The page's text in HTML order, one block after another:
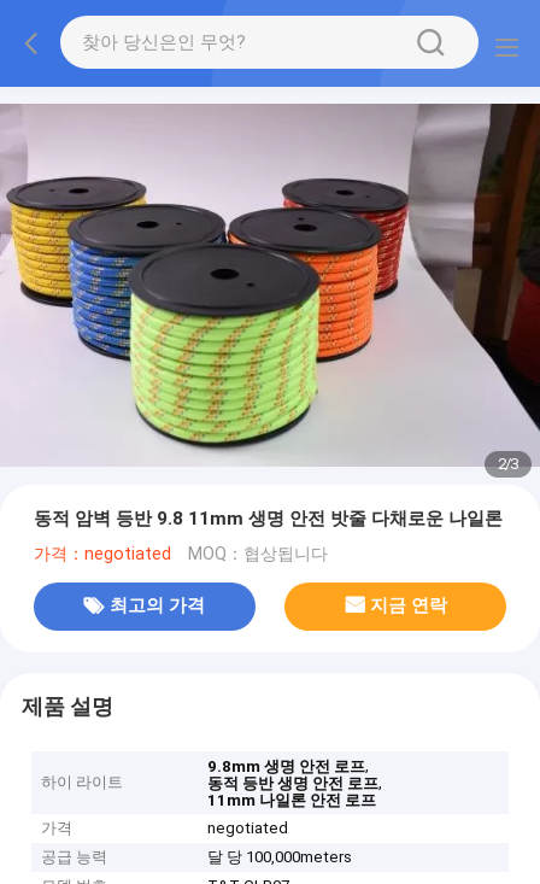
2/3
동적 암벽 등반 9.8 11mm 생명 안전 밧줄 다채로운 나일론
가격：negotiated MOQ：협상됩니다
최고의 가격 지금 연락
제품 설명
하이 라이트
9.8mm 생명 안전 로프,
동적 등반 생명 안전 로프,
11mm 나일론 안전 로프
가격
negotiated
공급 능력
달 당 100,000meters